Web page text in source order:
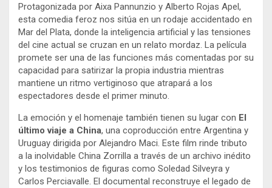
Protagonizada por Aixa Pannunzio y Alberto Rojas Apel,
esta comedia feroz nos sitúa en un rodaje accidentado en
Mar del Plata, donde la inteligencia artificial y las tensiones
del cine actual se cruzan en un relato mordaz. La película
promete ser una de las funciones más comentadas por su
capacidad para satirizar la propia industria mientras
mantiene un ritmo vertiginoso que atrapará a los
espectadores desde el primer minuto.
La emoción y el homenaje también tienen su lugar con El
último viaje a China, una coproducción entre Argentina y
Uruguay dirigida por Alejandro Maci. Este film rinde tributo
a la inolvidable China Zorrilla a través de un archivo inédito
y los testimonios de figuras como Soledad Silveyra y
Carlos Perciavalle. El documental reconstruye el legado de